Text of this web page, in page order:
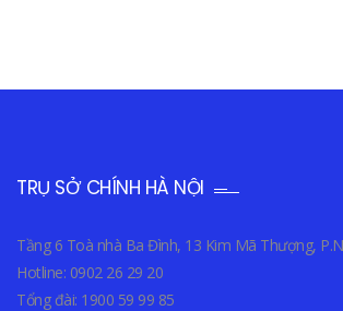
TRỤ SỞ CHÍNH HÀ NỘI
Tầng 6 Toà nhà Ba Đình, 13 Kim Mã Thượng,
Hotline: 0902 26 29 20
Tổng đài: 1900 59 99 85